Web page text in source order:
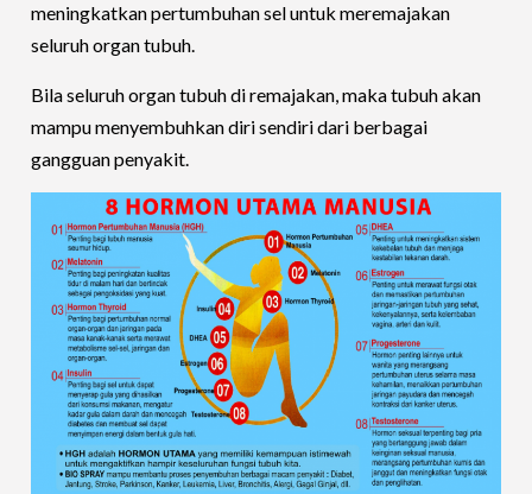
meningkatkan pertumbuhan sel untuk meremajakan
seluruh organ tubuh.
Bila seluruh organ tubuh di remajakan, maka tubuh akan
mampu menyembuhkan diri sendiri dari berbagai
gangguan penyakit.